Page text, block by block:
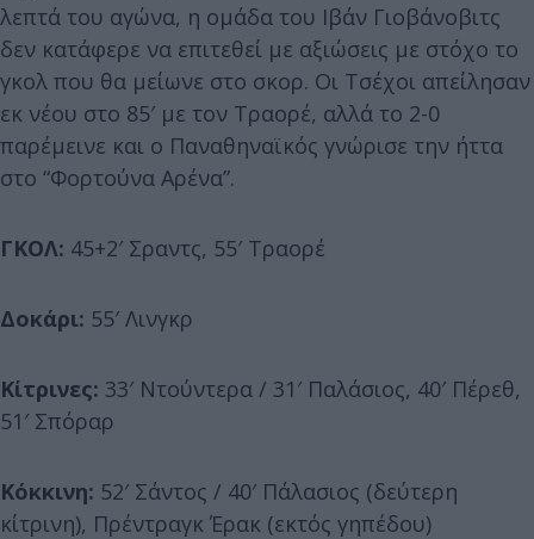
λεπτά του αγώνα, η ομάδα του Ιβάν Γιοβάνοβιτς
δεν κατάφερε να επιτεθεί με αξιώσεις με στόχο το
γκολ που θα μείωνε στο σκορ. Οι Τσέχοι απείλησαν
εκ νέου στο 85′ με τον Τραορέ, αλλά το 2-0
παρέμεινε και ο Παναθηναϊκός γνώρισε την ήττα
στο “Φορτούνα Αρένα”.
ΓΚΟΛ: 45+2′ Σραντς, 55′ Τραορέ
Δοκάρι: 55′ Λινγκρ
Κίτρινες: 33′ Ντούντερα / 31′ Παλάσιος, 40′ Πέρεθ,
51′ Σπόραρ
Κόκκινη: 52′ Σάντος / 40′ Πάλασιος (δεύτερη
κίτρινη), Πρέντραγκ Έρακ (εκτός γηπέδου)